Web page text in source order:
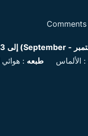
September) إلى 23 تـشرين الأول ( أكتوبر -
: الألماس طبعه : هوائي